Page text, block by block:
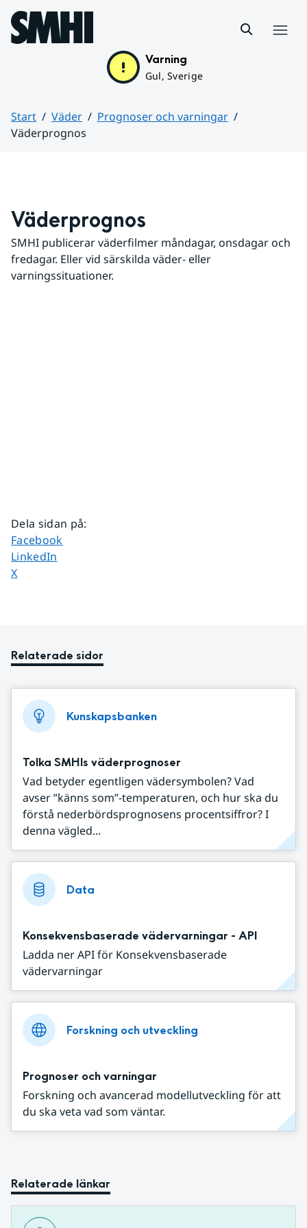
Hoppa till sidans innehåll
Varning
Gul, Sverige
Start Väder
Prognoser och varningar
Väderprognos
Väderprognos
SMHI publicerar väderfilmer måndagar, onsdagar och
fredagar. Eller vid särskilda väder- eller
varningssituationer.
Dela sidan på:
Dela sidan på
Facebook
Dela sidan på
LinkedIn
Dela sidan på
X
Relaterade sidor
Kunskapsbanken
Tolka SMHIs väderprognoser
Vad betyder egentligen vädersymbolen? Vad
avser ”känns som”-temperaturen, och hur ska du
förstå nederbördsprognosens procentsiffror? I
denna vägled...
Data
Konsekvensbaserade vädervarningar - API
Ladda ner API för Konsekvensbaserade
vädervarningar
Forskning och utveckling
Prognoser och varningar
Forskning och avancerad modellutveckling för att
du ska veta vad som väntar.
Relaterade länkar